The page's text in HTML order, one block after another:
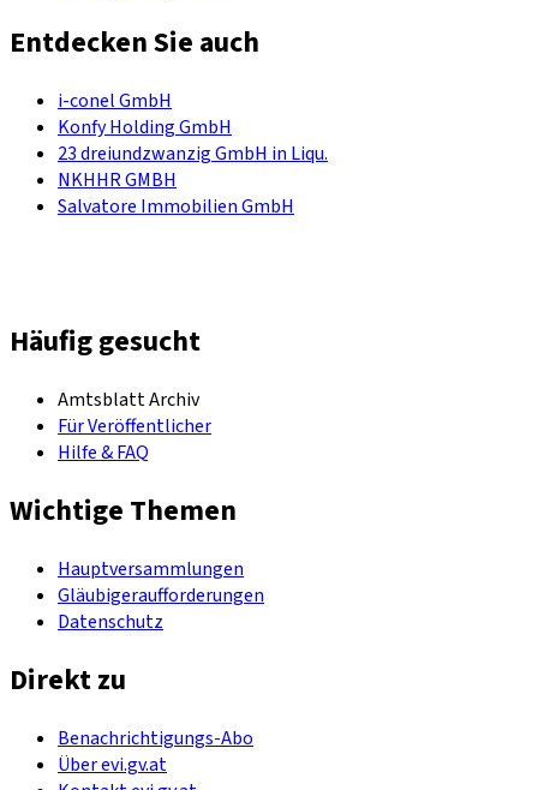
Entdecken Sie auch
i-conel GmbH
Konfy Holding GmbH
23 dreiundzwanzig GmbH in Liqu.
NKHHR GMBH
Salvatore Immobilien GmbH
Häufig gesucht
Amtsblatt Archiv
Für Veröffentlicher
Hilfe & FAQ
Wichtige Themen
Hauptversammlungen
Gläubigeraufforderungen
Datenschutz
Direkt zu
Benachrichtigungs-Abo
Über evi.gv.at